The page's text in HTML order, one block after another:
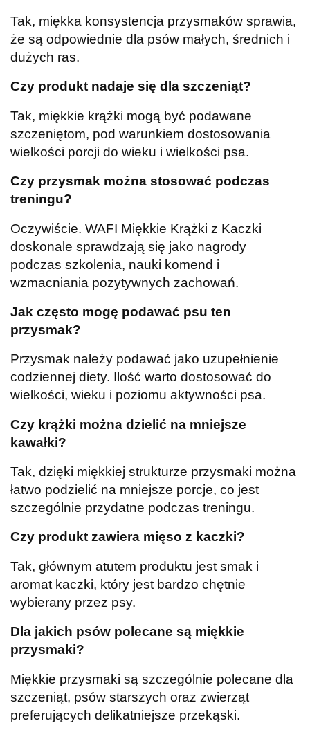
Tak, miękka konsystencja przysmaków sprawia,
że są odpowiednie dla psów małych, średnich i
dużych ras.
Czy produkt nadaje się dla szczeniąt?
Tak, miękkie krążki mogą być podawane
szczeniętom, pod warunkiem dostosowania
wielkości porcji do wieku i wielkości psa.
Czy przysmak można stosować podczas
treningu?
Oczywiście. WAFI Miękkie Krążki z Kaczki
doskonale sprawdzają się jako nagrody
podczas szkolenia, nauki komend i
wzmacniania pozytywnych zachowań.
Jak często mogę podawać psu ten
przysmak?
Przysmak należy podawać jako uzupełnienie
codziennej diety. Ilość warto dostosować do
wielkości, wieku i poziomu aktywności psa.
Czy krążki można dzielić na mniejsze
kawałki?
Tak, dzięki miękkiej strukturze przysmaki można
łatwo podzielić na mniejsze porcje, co jest
szczególnie przydatne podczas treningu.
Czy produkt zawiera mięso z kaczki?
Tak, głównym atutem produktu jest smak i
aromat kaczki, który jest bardzo chętnie
wybierany przez psy.
Dla jakich psów polecane są miękkie
przysmaki?
Miękkie przysmaki są szczególnie polecane dla
szczeniąt, psów starszych oraz zwierząt
preferujących delikatniejsze przekąski.